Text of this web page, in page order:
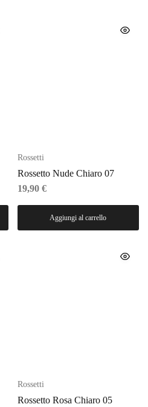
Rossetti
Rossetto Nude Chiaro 07
19,90 €
Aggiungi al carrello
Rossetti
Rossetto Rosa Chiaro 05